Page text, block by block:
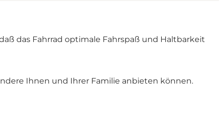
das Fahrrad optimale Fahrspaß und Haltbarkeit
Ihnen und Ihrer Familie anbieten können.